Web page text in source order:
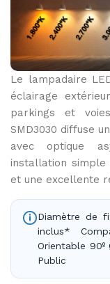
6000K
Le lampadaire
éclairage
parkings et
SMD3030 diffuse
avec optique
installation
et une excellente
Diamètre de
inclus*
Orientable
Public